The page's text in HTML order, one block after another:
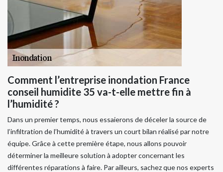
Comment l’entreprise inondation France
conseil humidite 35 va-t-elle mettre fin à
l’humidité ?
Dans un premier temps, nous essaierons de déceler la source de
l’infiltration de l’humidité à travers un court bilan réalisé par notre
équipe. Grâce à cette première étape, nous allons pouvoir
déterminer la meilleure solution à adopter concernant les
différentes réparations à faire. Par ailleurs, sachez que nos experts